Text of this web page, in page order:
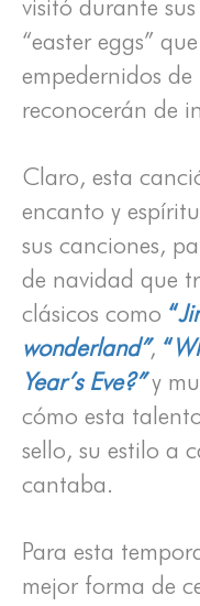
visitó durante
“easter eggs”
empedernidos de
reconocerán de
Claro, esta
encanto y
sus canciones,
de navidad que
clásicos como “
wonderland”, “
Year’s Eve?”y
cómo esta
sello, su estilo a
cantaba.
Para esta
mejor forma de